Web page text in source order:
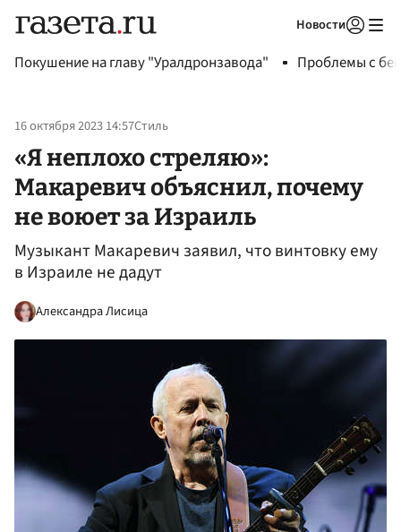
Новости
Покушение на главу "Уралдронзавода" Проблемы с
16 октября 2023 14:57Стиль
«Я неплохо стреляю»:
Макаревич объяснил, почему
не воюет за Израиль
Музыкант Макаревич заявил, что винтовку ему
в Израиле не дадут
Александра Лисица